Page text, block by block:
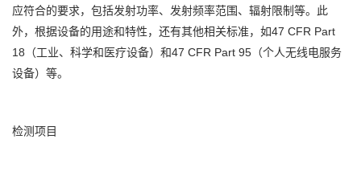
应符合的要求，包括发射功率、发射频率范围、辐射限制等。此
外，根据设备的用途和特性，还有其他相关标准，如47 CFR Part
18（工业、科学和医疗设备）和47 CFR Part 95（个人无线电服务
设备）等。
检测项目